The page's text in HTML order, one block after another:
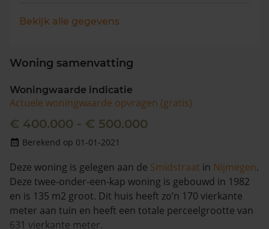
Bekijk alle gegevens
Woning samenvatting
Woningwaarde indicatie
Actuele woningwaarde opvragen (gratis)
€ 400.000 - € 500.000
Berekend op 01-01-2021
Deze woning is gelegen aan de Smidstraat in Nijmegen.
Deze twee-onder-een-kap woning is gebouwd in 1982
en is 135 m2 groot. Dit huis heeft zo’n 170 vierkante
meter aan tuin en heeft een totale perceelgrootte van
631 vierkante meter.